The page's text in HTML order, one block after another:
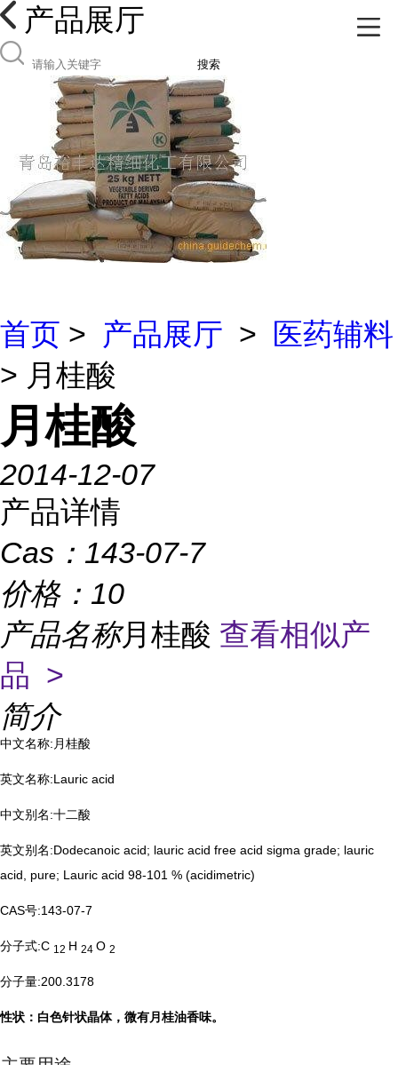
产品展厅
搜索
首页 > 产品展厅 >
医药辅料
> 月桂酸
月桂酸
2014-12-07
产品详情
Cas： 143-07-7
价格： 10
产品名称月桂酸 查看相似产
品 >
简介
中文名称:月桂酸
英文名称:Lauric acid
中文别名:十二酸
英文别名:Dodecanoic acid; lauric acid free acid sigma grade; lauric
acid, pure; Lauric acid 98-101 % (acidimetric)
CAS号:143-07-7
分子式:C 12 H 24 O 2
分子量:200.3178
性状：白色针状晶体，微有月桂油香味。
主要用途